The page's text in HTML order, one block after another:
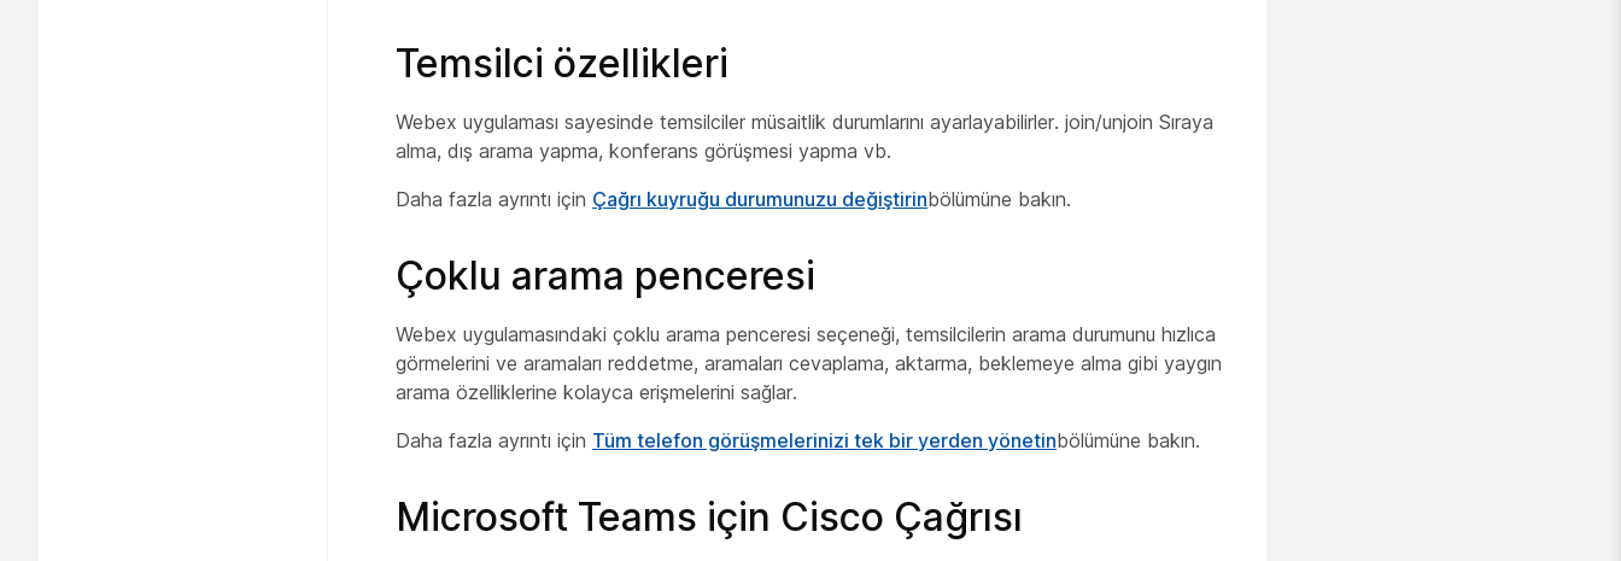
Temsilci özellikleri
Webex uygulaması sayesinde temsilciler müsaitlik durumlarını ayarlayabilirler. join/unjoin Sıraya
alma, dış arama yapma, konferans görüşmesi yapma vb.
Daha fazla ayrıntı için Çağrı kuyruğu durumunuzu değiştirinbölümüne bakın.
Çoklu arama penceresi
Webex uygulamasındaki çoklu arama penceresi seçeneği, temsilcilerin arama durumunu hızlıca
görmelerini ve aramaları reddetme, aramaları cevaplama, aktarma, beklemeye alma gibi yaygın
arama özelliklerine kolayca erişmelerini sağlar.
Daha fazla ayrıntı için Tüm telefon görüşmelerinizi tek bir yerden yönetinbölümüne bakın.
Microsoft Teams için Cisco Çağrısı